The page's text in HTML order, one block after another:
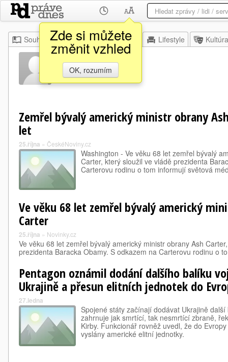
Zde si můžete
změnit vzhled
OK, rozumím
Souhrn Moje Z domova Lifestyle Kultúra
Carter Ash
Zemřel bývalý americký ministr obrany
let
25.října » ČeskéNoviny.cz
Washington - Ve věku 68 let zemřel bývalý
Carter, který sloužil ve vládě prezidenta
Carterovu rodinu o tom informují světová
Ve věku 68 let zemřel bývalý americký
Carter
25.října » Novinky.cz
Ve věku 68 let zemřel bývalý americký ministr obrany Ash
prezidenta Baracka Obamy. S odkazem na Carterovu rodinu o
Pentagon oznámil dodání dalšího balíku
Ukrajině a přesun elitních jednotek do
27.ledna
Spojené státy začínají dodávat Ukrajině
zahrnuje jak smrtící, tak nesmrtící zbraně,
Kirby. Funkcionář rovněž uvedl, že do
vyslány americké elitní jednotky.